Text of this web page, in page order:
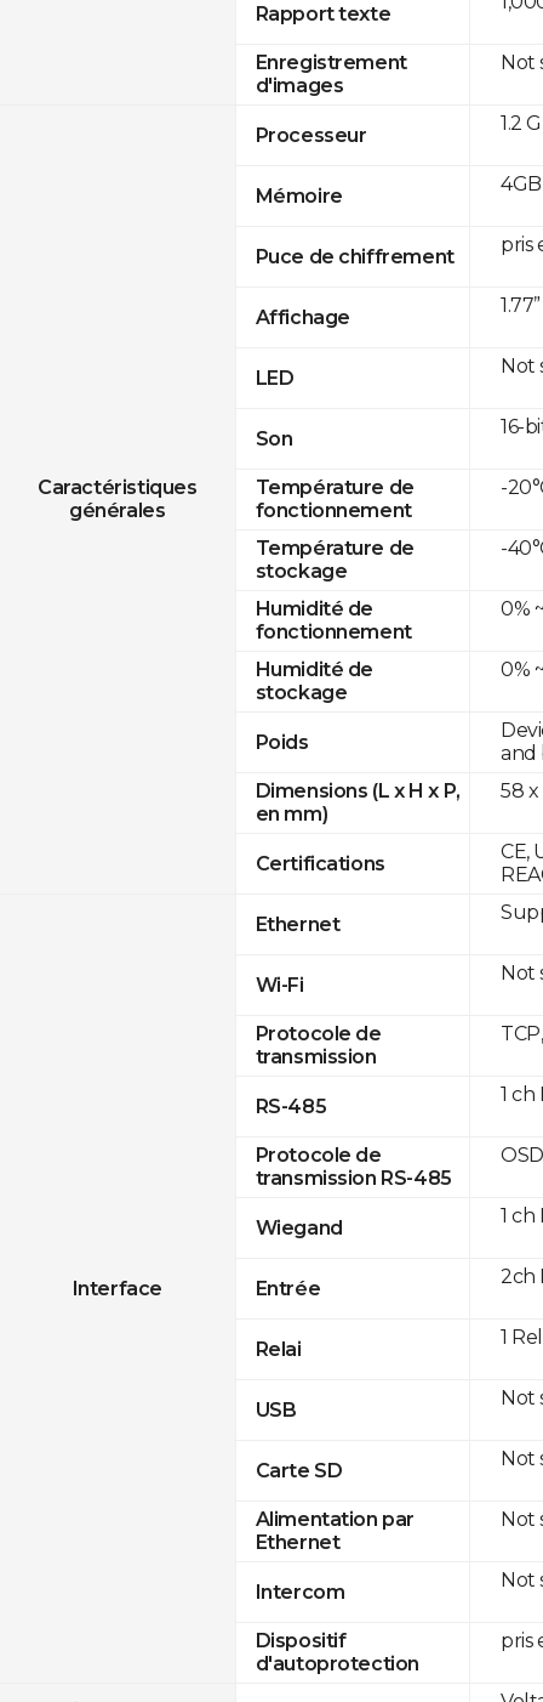
Rapport texte
Enregistrement
d'images
Caractéristiques
générales
Processeur
Mémoire
Puce de chiffrement
Affichage
LED
Son
Température de
fonctionnement
Température de
stockage
Humidité de
fonctionnement
Humidité de
stockage
Poids
Dimensions (L x H x P,
en mm)
Certifications
Interface
Ethernet
Wi-Fi
Protocole de
transmission
RS-485
Protocole de
transmission RS-485
Wiegand
Entrée
Relai
USB
Carte SD
Alimentation par
Ethernet
Intercom
Dispositif
d'autoprotection
Not
1.2
pris
Not
16-
-
-
0%
0%
and
58 x
CE,
Not
1 ch
1
2ch
1
Not
Not
Not
Not
pris